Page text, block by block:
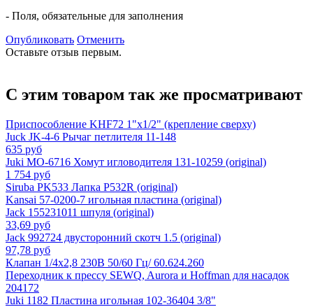
- Поля, обязательные для заполнения
Опубликовать Отменить
Оставьте отзыв первым.
С этим товаром так же просматривают
Приспособление KHF72 1"х1/2" (крепление сверху)
Juck JK-4-6 Рычаг петлителя 11-148
635 руб
Juki MO-6716 Хомут игловодителя 131-10259 (original)
1 754 руб
Siruba PK533 Лапка P532R (original)
Kansai 57-0200-7 игольная пластина (original)
Jack 155231011 шпуля (original)
33,69 руб
Jack 992724 двусторонний скотч 1.5 (original)
97,78 руб
Клапан 1/4х2,8 230В 50/60 Гц/ 60.624.260
Переходник к прессу SEWQ, Aurora и Hoffman для насадок
204172
Juki 1182 Пластина игольная 102-36404 3/8"